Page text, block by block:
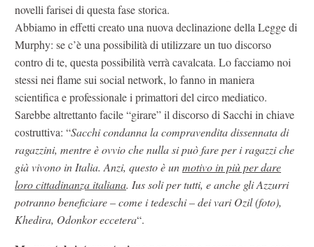
novelli farisei di questa fase storica.
Abbiamo in effetti creato una nuova declinazione della Legge di
Murphy: se c’è una possibilità di utilizzare un tuo discorso
contro di te, questa possibilità verrà cavalcata. Lo facciamo noi
stessi nei flame sui social network, lo fanno in maniera
scientifica e professionale i primattori del circo mediatico.
Sarebbe altrettanto facile “girare” il discorso di Sacchi in chiave
costruttiva: “Sacchi condanna la compravendita dissennata di
ragazzini, mentre è ovvio che nulla si può fare per i ragazzi che
già vivono in Italia. Anzi, questo è unmotivo in più per dare
loro cittadinanza italiana. Ius soli per tutti, e anche gli Azzurri
potranno beneficiare – come i tedeschi – dei vari Ozil (foto),
Khedira, Odonkor eccetera“.